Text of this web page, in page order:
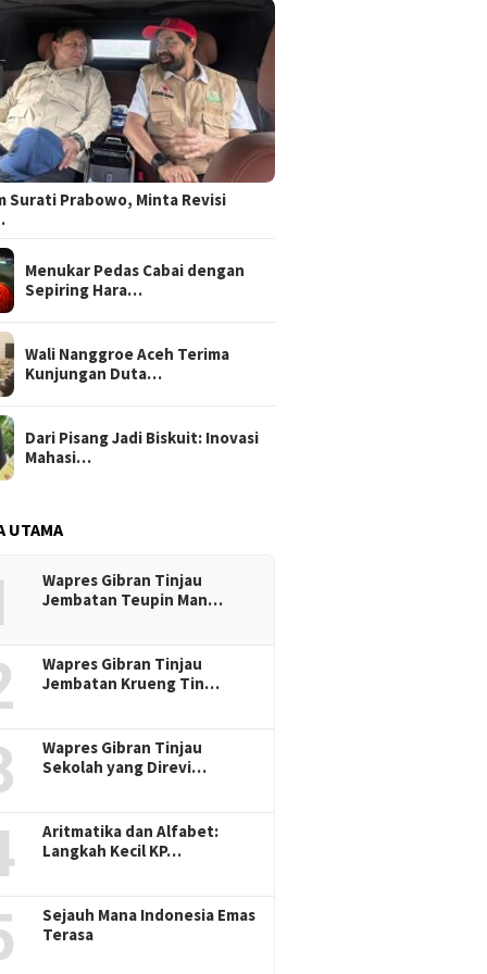
Surati Prabowo, Minta Revisi
Menukar Pedas Cabai dengan
Sepiring Hara…
Wali Nanggroe Aceh Terima
Kunjungan Duta…
Dari Pisang Jadi Biskuit: Inovasi
Mahasi…
UTAMA
Wapres Gibran Tinjau
Jembatan Teupin Man…
Wapres Gibran Tinjau
Jembatan Krueng Tin…
Wapres Gibran Tinjau
Sekolah yang Direvi…
Aritmatika dan Alfabet:
Langkah Kecil KP…
Sejauh Mana Indonesia Emas
Terasa